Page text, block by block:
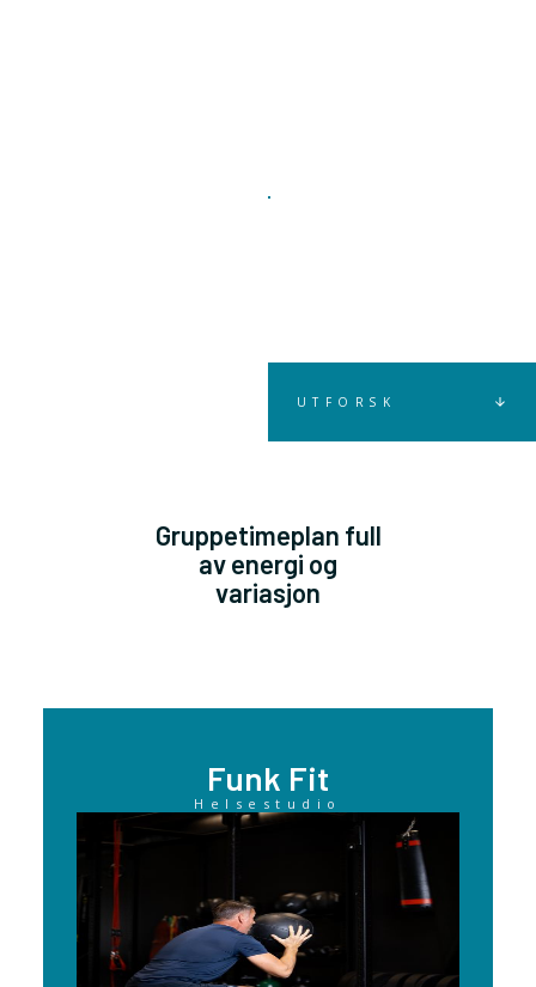
UTFORSK
Gruppetimeplan full
av energi og
variasjon
Funk Fit
Helsestudio